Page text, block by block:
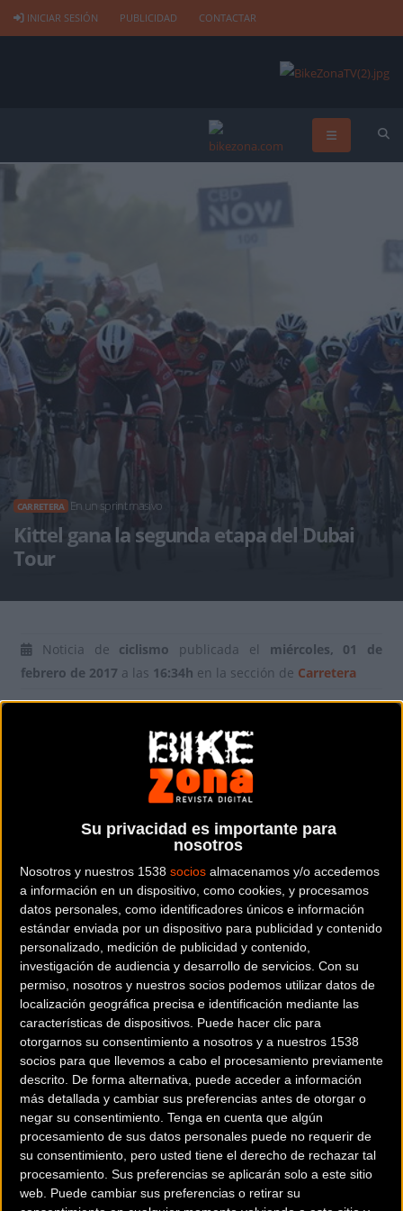
Su privacidad es importante para
nosotros
Nosotros y nuestros 1538 socios almacenamos y/o accedemos
a información en un dispositivo, como cookies, y procesamos
datos personales, como identificadores únicos e información
estándar enviada por un dispositivo para publicidad y contenido
personalizado, medición de publicidad y contenido,
investigación de audiencia y desarrollo de servicios. Con su
permiso, nosotros y nuestros socios podemos utilizar datos de
localización geográfica precisa e identificación mediante las
características de dispositivos. Puede hacer clic para
otorgarnos su consentimiento a nosotros y a nuestros 1538
socios para que llevemos a cabo el procesamiento previamente
descrito. De forma alternativa, puede acceder a información
más detallada y cambiar sus preferencias antes de otorgar o
negar su consentimiento. Tenga en cuenta que algún
procesamiento de sus datos personales puede no requerir de
su consentimiento, pero usted tiene el derecho de rechazar tal
procesamiento. Sus preferencias se aplicarán solo a este sitio
web. Puede cambiar sus preferencias o retirar su
INICIAR SESIÓN PUBLICIDAD CONTACTAR
CARRETERA En un sprint masivo
Kittel gana la segunda etapa del Dubai
Tour
Noticia de ciclismo publicada el miércoles, 01 de
febrero de 2017 a las 16:34h en la sección de Carretera
final de la 2ª etapa delDubai Tour (2.HC)
de 186 kilómetros entre Dubai y Ras Al Khaimah, sin ningún
sopresalto salvo la fuga protagonizada por cuatro
El ganador de la etapa, y el líder de la clasificación por
puntos Marcel Kittel, dijo: "Hoy ha sido una pelea
diferente al final de ayer. Todo el mundo tenía las piernas
frescas. No había muchas posibilidades de estirar el
pelotón antes de la línea de meta"
RESULTADO DE LA ETAPA
1 - Marcel Kittel (Quick-Step Suelo) 186 kilometros en 4h25
33 ", la velocidad media 42,025 kmh
2 - Dylan Groenewegen (equipo Lotto NL - Jumbo) st
3 - Jakub Mareczko (Wilier Triestina) st